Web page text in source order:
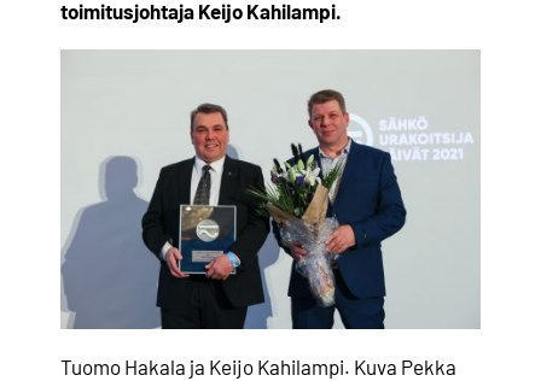
Meistä
Jäsenille
toimitusjohtaja Keijo Kahilampi.
Tuomo Hakala ja Keijo Kahilampi. Kuva Pekka